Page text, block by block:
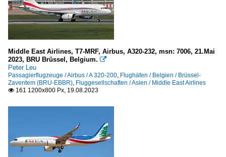
Middle East Airlines, T7-MRF, Airbus, A320-232, msn: 7006, 21.Mai
2023, BRU Brüssel, Belgium. 
Peter Leu
Passagierflugzeuge / Airbus / A 320-200, Flughäfen / Belgien / Brüssel-
Zaventem (BRU-EBBR), Fluggesellschaften / Asien / Middle East Airlines
 161 1200x800 Px, 19.08.2023